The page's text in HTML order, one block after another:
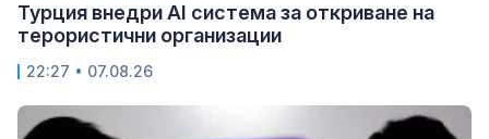
Турция внедри AI система за откриване на
терористични организации
22:27 • 07.08.26